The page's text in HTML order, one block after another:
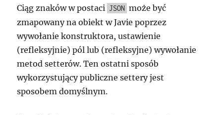
Ciąg znaków w postaci JSON może być
zmapowany na obiekt w Javie poprzez
wywołanie konstruktora, ustawienie
(refleksyjnie) pól lub (refleksyjne) wywołanie
metod setterów. Ten ostatni sposób
wykorzystujący publiczne settery jest
sposobem domyślnym.